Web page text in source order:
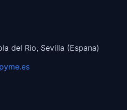
del Rio, Sevilla (Espana)